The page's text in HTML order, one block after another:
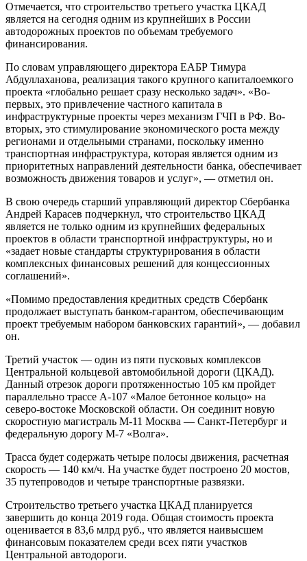
Отмечается, что строительство третьего участка ЦКАД
является на сегодня одним из крупнейших в России
автодорожных проектов по объемам требуемого
финансирования.
По словам управляющего директора ЕАБР Тимура
Абдуллаханова, реализация такого крупного капиталоемкого
проекта «глобально решает сразу несколько задач». «Во-
первых, это привлечение частного капитала в
инфраструктурные проекты через механизм ГЧП в РФ. Во-
вторых, это стимулирование экономического роста между
регионами и отдельными странами, поскольку именно
транспортная инфраструктура, которая является одним из
приоритетных направлений деятельности банка, обеспечивает
возможность движения товаров и услуг», — отметил он.
В свою очередь старший управляющий директор Сбербанка
Андрей Карасев подчеркнул, что строительство ЦКАД
является не только одним из крупнейших федеральных
проектов в области транспортной инфраструктуры, но и
«задает новые стандарты структурирования в области
комплексных финансовых решений для концессионных
соглашений».
«Помимо предоставления кредитных средств Сбербанк
продолжает выступать банком-гарантом, обеспечивающим
проект требуемым набором банковских гарантий», — добавил
он.
Третий участок — один из пяти пусковых комплексов
Центральной кольцевой автомобильной дороги (ЦКАД).
Данный отрезок дороги протяженностью 105 км пройдет
параллельно трассе А-107 «Малое бетонное кольцо» на
северо-востоке Московской области. Он соединит новую
скоростную магистраль М-11 Москва — Санкт-Петербург и
федеральную дорогу М-7 «Волга».
Трасса будет содержать четыре полосы движения, расчетная
скорость — 140 км/ч. На участке будет построено 20 мостов,
35 путепроводов и четыре транспортные развязки.
Строительство третьего участка ЦКАД планируется
завершить до конца 2019 года. Общая стоимость проекта
оценивается в 83,6 млрд руб., что является наивысшем
финансовым показателем среди всех пяти участков
Центральной автодороги.